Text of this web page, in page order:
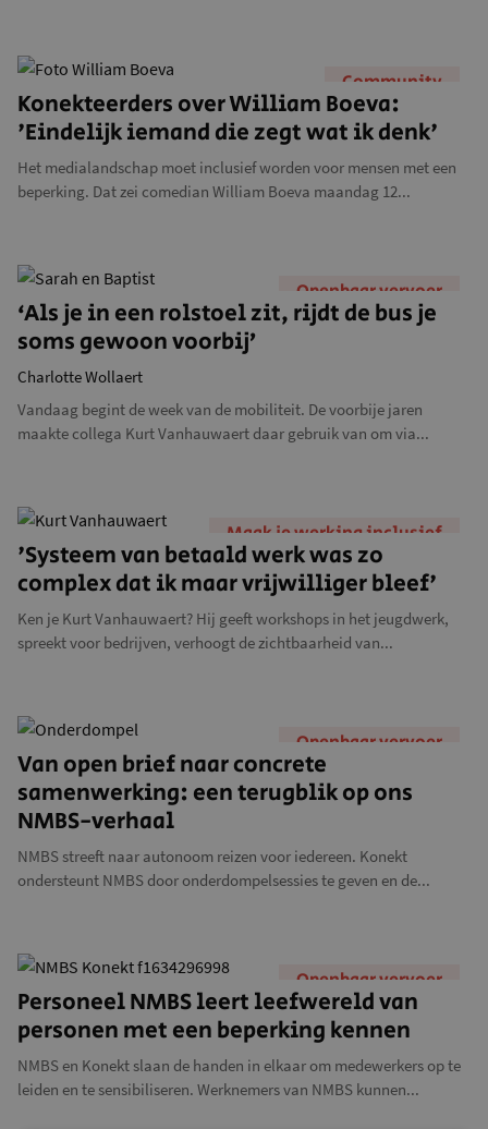
Community
Konekteerders over William Boeva:
'Eindelijk iemand die zegt wat ik denk'
Het medialandschap moet inclusief worden voor mensen met een
beperking. Dat zei comedian William Boeva maandag 12...
Openbaar vervoer
‘Als je in een rolstoel zit, rijdt de bus je
soms gewoon voorbij’
Charlotte Wollaert
Vandaag begint de week van de mobiliteit. De voorbije jaren
maakte collega Kurt Vanhauwaert daar gebruik van om via...
Maak je werking inclusief
'Systeem van betaald werk was zo
complex dat ik maar vrijwilliger bleef'
Ken je Kurt Vanhauwaert? Hij geeft workshops in het jeugdwerk,
spreekt voor bedrijven, verhoogt de zichtbaarheid van...
Openbaar vervoer
Van open brief naar concrete
samenwerking: een terugblik op ons
NMBS-verhaal
NMBS streeft naar autonoom reizen voor iedereen. Konekt
ondersteunt NMBS door onderdompelsessies te geven en de...
Openbaar vervoer
Personeel NMBS leert leefwereld van
personen met een beperking kennen
NMBS en Konekt slaan de handen in elkaar om medewerkers op te
leiden en te sensibiliseren. Werknemers van NMBS kunnen...